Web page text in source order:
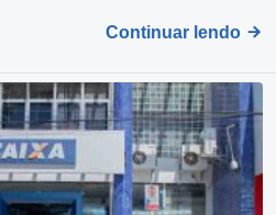
Continuar lendo